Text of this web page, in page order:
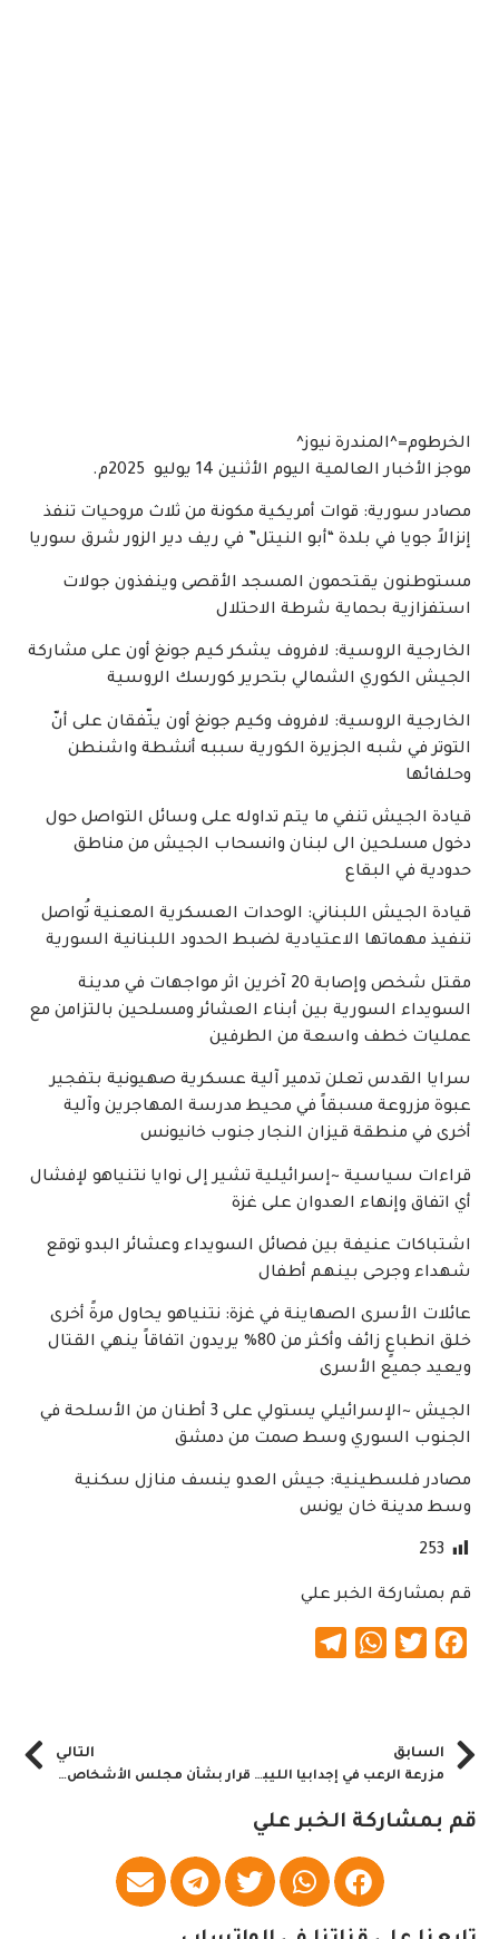
الخرطوم=^المندرة نيوز^
موجز الأخبار العالمية اليوم الأثنين 14 يوليو 2025م.
مصادر سورية: قوات أمريكية مكونة من ثلاث مروحيات تنفذ
إنزالاً جويا في بلدة “أبو النيتل” في ريف دير الزور شرق سوريا
مستوطنون يقتحمون المسجد الأقصى وينفذون جولات
استفزازية بحماية شرطة الاحتلال
الخارجية الروسية: لافروف يشكر كيم جونغ أون على مشاركة
الجيش الكوري الشمالي بتحرير كورسك الروسية
الخارجية الروسية: لافروف وكيم جونغ أون يتّفقان على أنّ
التوتر في شبه الجزيرة الكورية سببه أنشطة واشنطن
وحلفائها
قيادة الجيش تنفي ما يتم تداوله على وسائل التواصل حول
دخول مسلحين الى لبنان وانسحاب الجيش من مناطق
حدودية في البقاع
قيادة الجيش اللبناني: الوحدات العسكرية المعنية تُواصل
تنفيذ مهماتها الاعتيادية لضبط الحدود اللبنانية السورية
مقتل شخص وإصابة 20 آخرين اثر مواجهات في مدينة
السويداء السورية بين أبناء العشائر ومسلحين بالتزامن مع
عمليات خطف واسعة من الطرفين
سرايا القدس تعلن تدمير آلية عسكرية صهيونية بتفجير
عبوة مزروعة مسبقاً في محيط مدرسة المهاجرين وآلية
أخرى في منطقة قيزان النجار جنوب خانيونس
قراءات سياسية ~إسرائيلية تشير إلى نوايا نتنياهو لإفشال
أي اتفاق وإنهاء العدوان على غزة
اشتباكات عنيفة بين فصائل السويداء وعشائر البدو توقع
شهداء وجرحى بينهم أطفال
عائلات الأسرى الصهاينة في غزة: نتنياهو يحاول مرةً أخرى
خلق انطباعٍ زائف وأكثر من 80% يريدون اتفاقاً ينهي القتال
ويعيد جميع الأسرى
الجيش ~الإسرائيلي يستولي على 3 أطنان من الأسلحة في
الجنوب السوري وسط صمت من دمشق
مصادر فلسطينية: جيش العدو ينسف منازل سكنية
وسط مدينة خان يونس
253
قم بمشاركة الخبر علي
Facebook
Twitter
WhatsApp
السابق
مزرعة الرعب في إجدابيا الليبية.. ماذا فعلت عصابة الأتجار بالبشر في المحتجزين
التالي
قرار بشأن مجلس الأشخاص ذوي الإعاقة بالشمالية
قم بمشاركة الخبر علي